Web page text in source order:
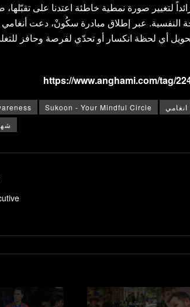
لتغيير صورة نمطية خاطئة اعتدنا على
النفسية. عبر إطلاق مبادرة سكُونْ، دعت
أي لحظة انكسار أو تحدّي لفرصة وحافز
https://www.anghami.com/tag/
Sukoon - Your Mindful Circle
انغامي